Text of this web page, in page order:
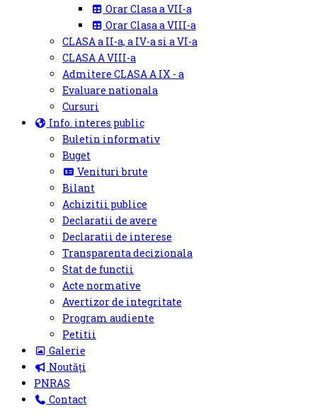
Orar Clasa a VII-a
Orar Clasa a VIII-a
CLASA a II-a, a IV-a si a VI-a
CLASA A VIII-a
Admitere CLASA A IX - a
Evaluare nationala
Cursuri
Info. interes public
Buletin informativ
Buget
Venituri brute
Bilant
Achizitii publice
Declaratii de avere
Declaratii de interese
Transparenta decizionala
Stat de functii
Acte normative
Avertizor de integritate
Program audiente
Petitii
Galerie
Noutăți
PNRAS
Contact